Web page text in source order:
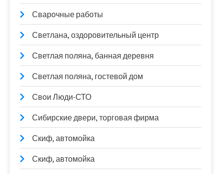
Сварочные работы
Светлана, оздоровительный центр
Светлая поляна, банная деревня
Светлая поляна, гостевой дом
Свои Люди-СТО
Сибирские двери, торговая фирма
Скиф, автомойка
Скиф, автомойка